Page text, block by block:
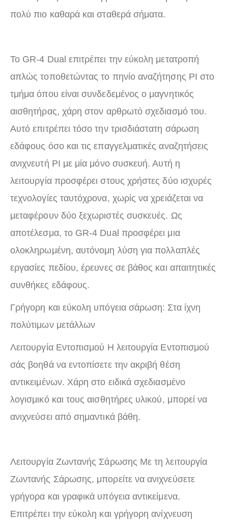
πολύ πιο καθαρά και σταθερά σήματα.
Το GR-4 Dual επιτρέπει την εύκολη μετατροπή
απλώς τοποθετώντας το πηνίο αναζήτησης PI στο
τμήμα όπου είναι συνδεδεμένος ο μαγνητικός
αισθητήρας, χάρη στον αρθρωτό σχεδιασμό του.
Αυτό επιτρέπει τόσο την τρισδιάστατη σάρωση
εδάφους όσο και τις επαγγελματικές αναζητήσεις
ανιχνευτή PI με μία μόνο συσκευή. Αυτή η
λειτουργία προσφέρει στους χρήστες δύο ισχυρές
τεχνολογίες ταυτόχρονα, χωρίς να χρειάζεται να
μεταφέρουν δύο ξεχωριστές συσκευές. Ως
αποτέλεσμα, το GR-4 Dual προσφέρει μια
ολοκληρωμένη, αυτόνομη λύση για πολλαπλές
εργασίες πεδίου, έρευνες σε βάθος και απαιτητικές
συνθήκες εδάφους.
Γρήγορη και εύκολη υπόγεια σάρωση: Στα ίχνη
πολύτιμων μετάλλων
Λειτουργία Εντοπισμού Η λειτουργία Εντοπισμού
σάς βοηθά να εντοπίσετε την ακριβή θέση
αντικειμένων. Χάρη στο ειδικά σχεδιασμένο
λογισμικό και τους αισθητήρες υλικού, μπορεί να
ανιχνεύσει από σημαντικά βάθη.
Λειτουργία Ζωντανής Σάρωσης Με τη λειτουργία
Ζωντανής Σάρωσης, μπορείτε να ανιχνεύσετε
γρήγορα και γραφικά υπόγεια αντικείμενα.
Επιτρέπει την εύκολη και γρήγορη ανίχνευση